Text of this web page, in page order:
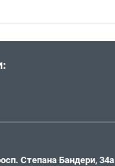
Степана Бандери, 34а